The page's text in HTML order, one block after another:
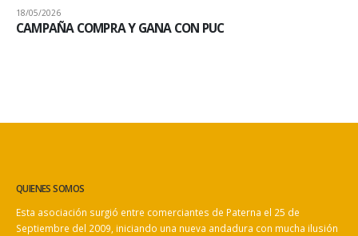
18/05/2026
CAMPAÑA COMPRA Y GANA CON PUC
QUIENES SOMOS
Esta asociación surgió entre comerciantes de Paterna el 25 de
Septiembre del 2009, iniciando una nueva andadura con mucha ilusión